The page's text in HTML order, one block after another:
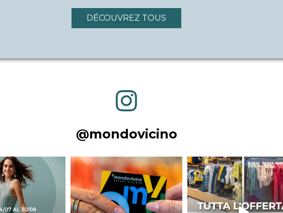
DÉCOUVREZ TOUS
@mondovicino